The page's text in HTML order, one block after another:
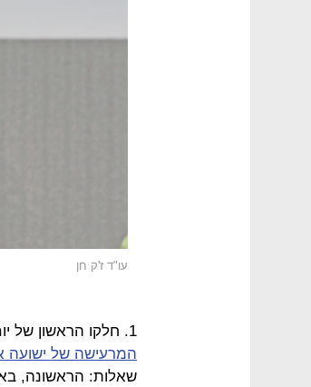
עו"ד ז'ק חן
1. חלקו הראשון של יום הדיונים הוקדש לקרבות מייגעים אבל חשובים –
המרעישה של ישועה
שאלות: הראשונה,